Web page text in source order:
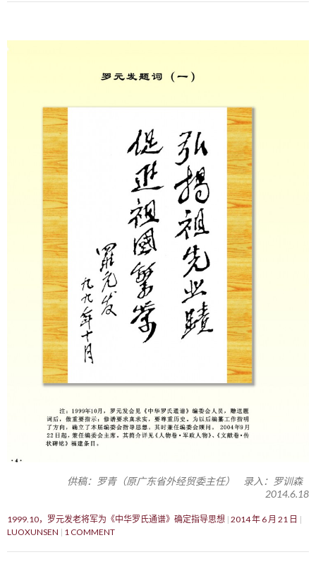
供稿：罗青（原广东省外经贸委主任） 录入：罗训森
2014.6.18
1999.10，罗元发老将军为《中华罗氏通谱》确定指导思想 2014 年 6 月 21 日
LUOXUNSEN
1 COMMENT